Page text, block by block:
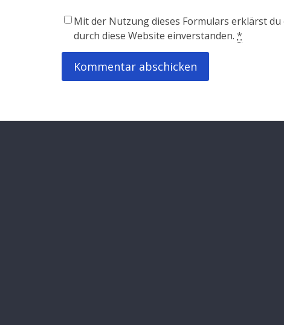
Mit der Nutzung dieses Formulars erklärst
durch diese Website einverstanden. *